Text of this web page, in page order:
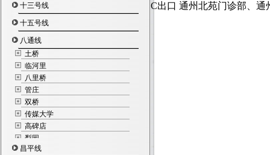
十三号线
十五号线
八通线
土桥
临河里
八里桥
管庄
双桥
传媒大学
高碑店
梨园
九棵树
昌平线
C出口 通州北苑门诊部、